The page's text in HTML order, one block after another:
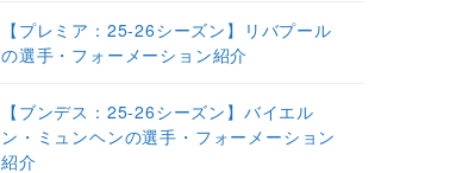
【プレミア：25‐26シーズン】リバプール
の選手・フォーメーション紹介
【ブンデス：25‐26シーズン】バイエル
ン・ミュンヘンの選手・フォーメーション
紹介